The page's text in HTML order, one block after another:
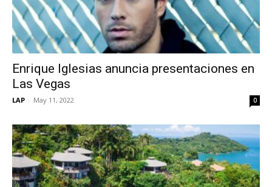
Enrique Iglesias anuncia presentaciones en
Las Vegas
LAP - May 11, 2022 0